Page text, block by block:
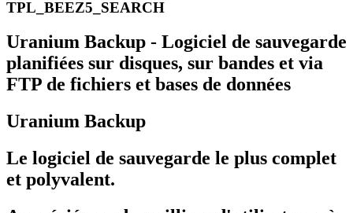
TPL_BEEZ5_SEARCH
Uranium Backup - Logiciel de sauvegarde
planifiées sur disques, sur bandes et via
FTP de fichiers et bases de données
Uranium Backup
Le logiciel de sauvegarde le plus complet
et polyvalent.